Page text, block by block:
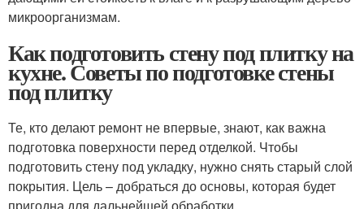
микроорганизмам.
Как подготовить стену под плитку на
кухне. Советы по подготовке стены
под плитку
Те, кто делают ремонт не впервые, знают, как важна
подготовка поверхности перед отделкой. Чтобы
подготовить стену под укладку, нужно снять старый слой
покрытия. Цель – добраться до основы, которая будет